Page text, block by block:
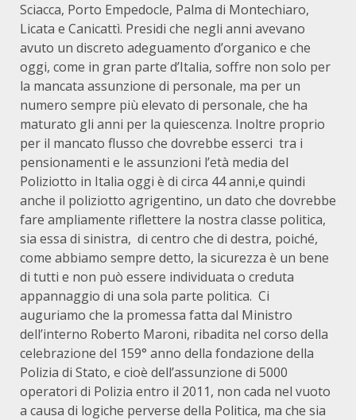
Sciacca, Porto Empedocle, Palma di Montechiaro,
Licata e Canicattì. Presidi che negli anni avevano
avuto un discreto adeguamento d’organico e che
oggi, come in gran parte d’Italia, soffre non solo per
la mancata assunzione di personale, ma per un
numero sempre più elevato di personale, che ha
maturato gli anni per la quiescenza. Inoltre proprio
per il mancato flusso che dovrebbe esserci tra i
pensionamenti e le assunzioni l’età media del
Poliziotto in Italia oggi è di circa 44 anni,e quindi
anche il poliziotto agrigentino, un dato che dovrebbe
fare ampliamente riflettere la nostra classe politica,
sia essa di sinistra, di centro che di destra, poiché,
come abbiamo sempre detto, la sicurezza è un bene
di tutti e non può essere individuata o creduta
appannaggio di una sola parte politica. Ci
auguriamo che la promessa fatta dal Ministro
dell’interno Roberto Maroni, ribadita nel corso della
celebrazione del 159° anno della fondazione della
Polizia di Stato, e cioè dell’assunzione di 5000
operatori di Polizia entro il 2011, non cada nel vuoto
a causa di logiche perverse della Politica, ma che sia